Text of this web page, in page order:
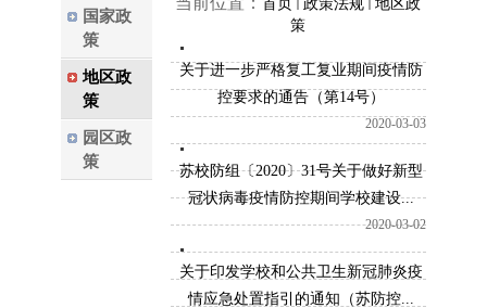
国家政
策
地区政
策
园区政
策
首页 政策法规
地区政
策
关于进一步严格复工复业期间疫情防
控要求的通告（第14号）
2020-03-03
苏校防组〔2020〕31号关于做好新型
冠状病毒疫情防控期间学校建设...
2020-03-02
关于印发学校和公共卫生新冠肺炎疫
情应急处置指引的通知（苏防控...